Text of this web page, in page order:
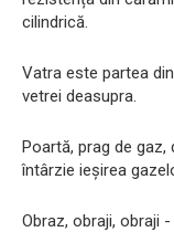
cilindrică.
Vatra este partea
vetrei deasupra.
Poartă, prag de
întârzie ieșirea
Obraz, obraji, obraji